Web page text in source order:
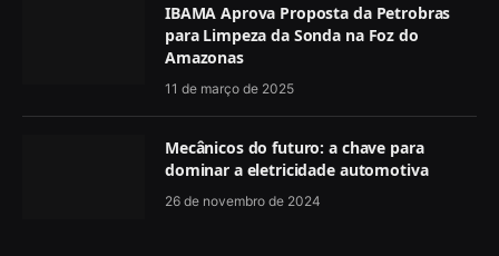
IBAMA Aprova Proposta da Petrobras
para Limpeza da Sonda na Foz do
Amazonas
11 de março de 2025
Mecânicos do futuro: a chave para
dominar a eletricidade automotiva
26 de novembro de 2024